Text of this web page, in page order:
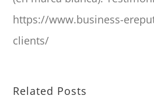
https://www.business-
clients/
Related Posts